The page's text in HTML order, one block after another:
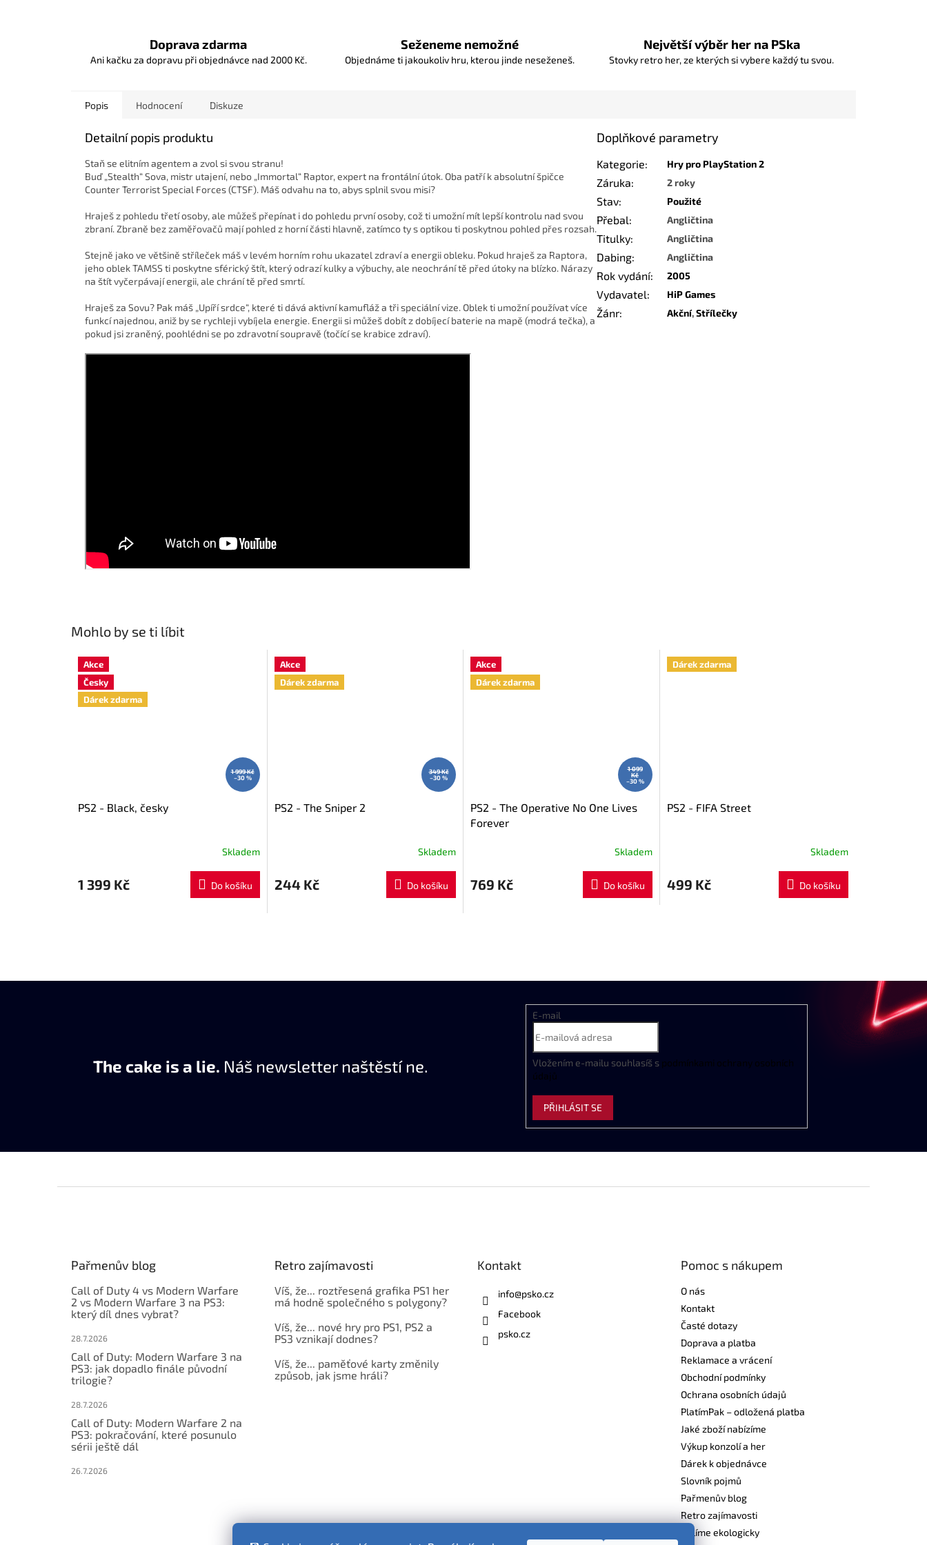
Doprava zdarma
Ani kačku za dopravu při objednávce nad 2000 Kč.
Seženeme nemožné
Objednáme ti jakoukoliv hru, kterou jinde neseženeš.
Největší výběr her na PSka
Stovky retro her, ze kterých si vybere každý tu svou.
Mohlo by se ti líbit
Akce
Česky
Dárek zdarma
1 999 Kč
–30 %
PS2 - Black, česky
Skladem
1 399 Kč Do košíku
Akce
Dárek zdarma
349 Kč
–30 %
PS2 - The Sniper 2
Skladem
244 Kč Do košíku
Akce
Dárek zdarma
1 099
Kč
–30 %
PS2 - The Operative No One Lives
Forever
Skladem
769 Kč Do košíku
Dárek zdarma
PS2 - FIFA Street
Skladem
499 Kč Do košíku
Popis Hodnocení Diskuze
Detailní popis produktu
Staň se elitním agentem a zvol si svou stranu!
Buď „Stealth“ Sova, mistr utajení, nebo „Immortal“ Raptor, expert na frontální útok. Oba patří k absolutní špičce
Counter Terrorist Special Forces (CTSF). Máš odvahu na to, abys splnil svou misi?
Hraješ z pohledu třetí osoby, ale můžeš přepínat i do pohledu první osoby, což ti umožní mít lepší kontrolu nad svou
zbraní. Zbraně bez zaměřovačů mají pohled z horní části hlavně, zatímco ty s optikou ti poskytnou pohled přes rozsah.
Stejně jako ve většině stříleček máš v levém horním rohu ukazatel zdraví a energii obleku. Pokud hraješ za Raptora,
jeho oblek TAMSS ti poskytne sférický štít, který odrazí kulky a výbuchy, ale neochrání tě před útoky na blízko. Nárazy
na štít vyčerpávají energii, ale chrání tě před smrtí.
Hraješ za Sovu? Pak máš „Upíří srdce“, které ti dává aktivní kamufláž a tři speciální vize. Oblek ti umožní používat více
funkcí najednou, aniž by se rychleji vybíjela energie. Energii si můžeš dobít z dobíjecí baterie na mapě (modrá tečka), a
pokud jsi zraněný, poohlédni se po zdravotní soupravě (točící se krabice zdraví).
Doplňkové parametry
Kategorie: Hry pro PlayStation 2
Záruka: 2 roky
Stav: Použité
Přebal: Angličtina
Titulky: Angličtina
Dabing: Angličtina
Rok vydání: 2005
Vydavatel: HiP Games
Žánr: Akční,Střílečky
The cake is a lie. Náš newsletter naštěstí ne.
E-mail
Vložením e-mailu souhlasíš s podmínkami ochrany osobních
údajů
PŘIHLÁSIT SE
Pařmenův blog
Call of Duty 4 vs Modern Warfare
2 vs Modern Warfare 3 na PS3:
který díl dnes vybrat?
28.7.2026
Call of Duty: Modern Warfare 3 na
PS3: jak dopadlo finále původní
trilogie?
28.7.2026
Call of Duty: Modern Warfare 2 na
PS3: pokračování, které posunulo
sérii ještě dál
26.7.2026
Retro zajímavosti
Víš, že... roztřesená grafika PS1 her
má hodně společného s polygony?
Víš, že... nové hry pro PS1, PS2 a
PS3 vznikají dodnes?
Víš, že... paměťové karty změnily
způsob, jak jsme hráli?
Kontakt
info@psko.cz
Facebook
psko.cz
Pomoc s nákupem
O nás
Kontakt
Časté dotazy
Doprava a platba
Reklamace a vrácení
Obchodní podmínky
Ochrana osobních údajů
PlatímPak – odložená platba
Jaké zboží nabízíme
Výkup konzolí a her
Dárek k objednávce
Slovník pojmů
Pařmenův blog
Retro zajímavosti
Balíme ekologicky